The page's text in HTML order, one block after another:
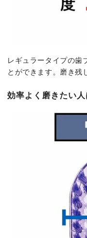
レギュラータイプの歯
とができます。磨き残
効率よく磨きたい